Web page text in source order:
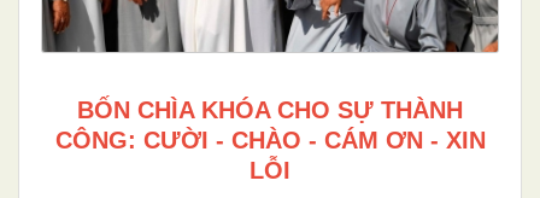
BỐN CHÌA KHÓA CHO SỰ THÀNH
CÔNG: CƯỜI - CHÀO - CÁM ƠN - XIN
LỖI